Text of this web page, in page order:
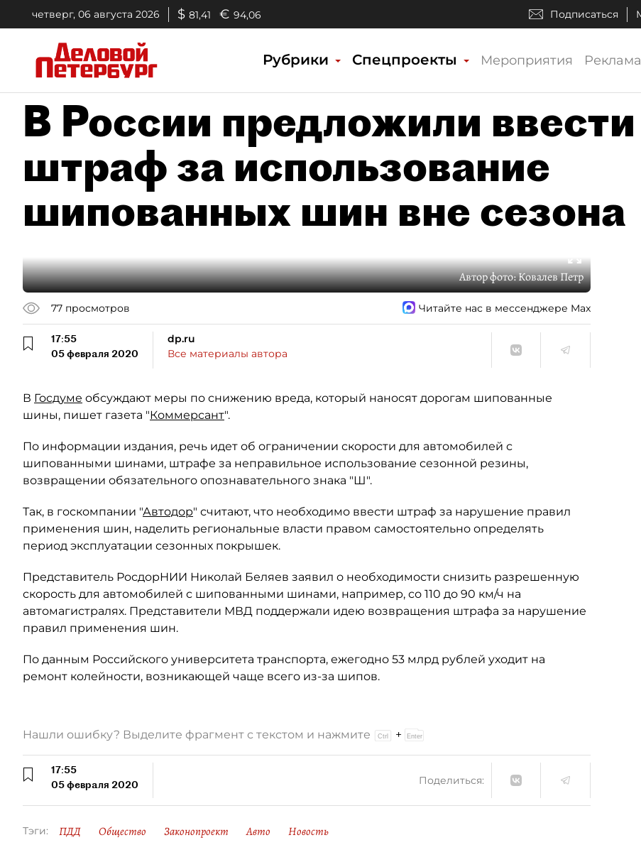
четверг, 06 августа 2026 $ 81,41 € 94,06 Подписаться
Рубрики Спецпроекты Мероприятия Реклама
В России предложили ввести
штраф за использование
шипованных шин вне сезона
Автор фото:Ковалев Петр
77 просмотров Читайте нас в мессенджере Max
17:55
05 февраля 2020
dp.ru
Все материалы автора
В Госдуме обсуждают меры по снижению вреда, который наносят дорогам шипованные
шины, пишет газета "Коммерсант".
По информации издания, речь идет об ограничении скорости для автомобилей с
шипованными шинами, штрафе за неправильное использование сезонной резины,
возвращении обязательного опознавательного знака "Ш".
Так, в госкомпании "Автодор" считают, что необходимо ввести штраф за нарушение правил
применения шин, наделить региональные власти правом самостоятельно определять
период эксплуатации сезонных покрышек.
Представитель РосдорНИИ Николай Беляев заявил о необходимости снизить разрешенную
скорость для автомобилей с шипованными шинами, например, со 110 до 90 км/ч на
автомагистралях. Представители МВД поддержали идею возвращения штрафа за нарушение
правил применения шин.
По данным Российского университета транспорта, ежегодно 53 млрд рублей уходит на
ремонт колейности, возникающей чаще всего из-за шипов.
Нашли ошибку? Выделите фрагмент с текстом и нажмите +
17:55
05 февраля 2020
Поделиться:
Тэги: ПДД Общество Законопроект Авто Новость